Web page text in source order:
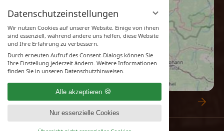
Datenschutzeinstellungen
Wir nutzen Cookies auf unserer Website. Einige von ihnen
sind essenziell, während andere uns helfen, diese Website
und Ihre Erfahrung zu verbessern.
Durch erneuten Aufruf des Consent-Dialogs können Sie
Ihre Einstellung jederzeit ändern. Weitere Informationen
finden Sie in unseren Datenschutzhinweisen.
Alle akzeptieren
Nur essenzielle Cookies
ZUR ROUTENPLANUNG